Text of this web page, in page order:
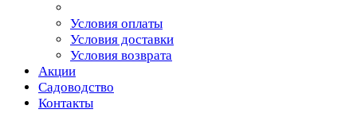
Условия оплаты
Условия доставки
Условия возврата
Акции
Садоводство
Контакты